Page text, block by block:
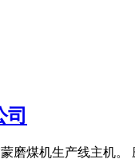
煤机生产线主机